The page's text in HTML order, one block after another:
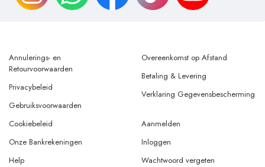
Annulerings- en
Retourvoorwaarden
Privacybeleid
Gebruiksvoorwaarden
Overeenkomst op Afstand
Betaling & Levering
Verklaring Gegevensbescherming
Cookiebeleid
Onze Bankrekeningen
Help
Aanmelden
Inloggen
Wachtwoord vergeten